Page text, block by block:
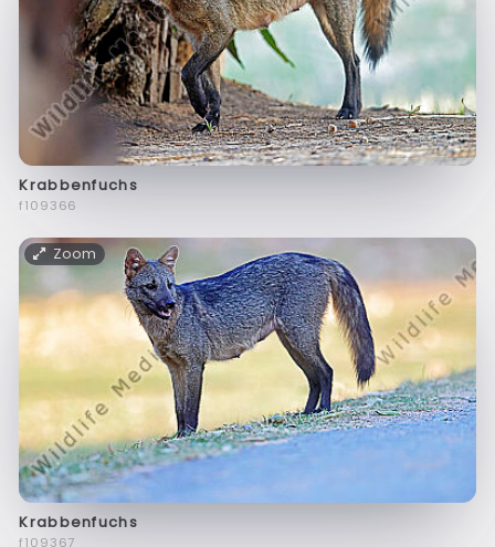
Krabbenfuchs
f109366
Zoom
Krabbenfuchs
f109367